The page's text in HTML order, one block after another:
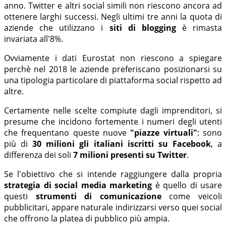
anno. Twitter e altri social simili non riescono ancora ad
ottenere larghi successi. Negli ultimi tre anni la quota di
aziende che utilizzano i siti di bloggingè rimasta
invariata all'8%.
Ovviamente i dati Eurostat non riescono a spiegare
perchè nel 2018 le aziende preferiscano posizionarsi su
una tipologia particolare di piattaforma social rispetto ad
altre.
Certamente nelle scelte compiute dagli imprenditori, si
presume che incidono fortemente i numeri degli utenti
che frequentano queste nuove "piazze virtuali": sono
più di30 milioni gli italiani iscritti su Facebook, a
differenza dei soli 7 milioni presenti su Twitter.
Se l'obiettivo che si intende raggiungere dalla propria
strategia di social media marketing è quello di usare
questi strumenti di comunicazionecome veicoli
pubblicitari, appare naturale indirizzarsi verso quei social
che offrono la platea di pubblico più ampia.